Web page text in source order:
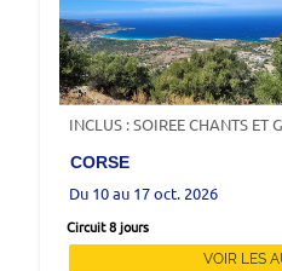
INCLUS : SOIREE CHANTS ET
CORSE
Du 10 au 17 oct. 2026
Circuit 8 jours
VOIR LES